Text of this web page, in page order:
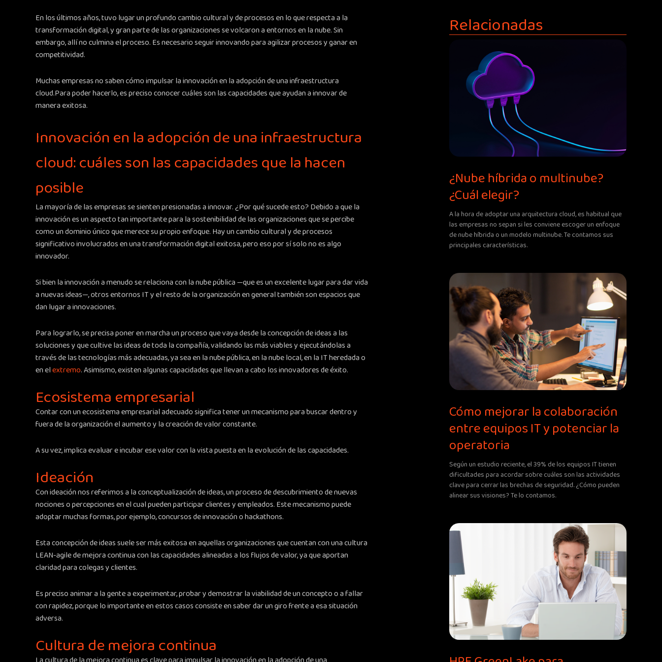
En los últimos años, tuvo lugar un profundo cambio cultural y de procesos en lo que respecta a la
transformación digital, y gran parte de las organizaciones se volcaron a entornos en la nube. Sin
embargo, allí no culmina el proceso. Es necesario seguir innovando para agilizar procesos y ganar en
competitividad.
Muchas empresas no saben cómo impulsar la innovación en la adopción de una infraestructura
cloud.Para poder hacerlo, es preciso conocer cuáles son las capacidades que ayudan a innovar de
manera exitosa.
Innovación en la adopción de una infraestructura
cloud: cuáles son las capacidades que la hacen
posible
La mayoría de las empresas se sienten presionadas a innovar. ¿Por qué sucede esto? Debido a que la
innovación es un aspecto tan importante para la sostenibilidad de las organizaciones que se percibe
como un dominio único que merece su propio enfoque. Hay un cambio cultural y de procesos
significativo involucrados en una transformación digital exitosa, pero eso por sí solo no es algo
innovador.
Si bien la innovación a menudo se relaciona con la nube pública —que es un excelente lugar para dar vida
a nuevas ideas—, otros entornos IT y el resto de la organización en general también son espacios que
dan lugar a innovaciones.
Para lograrlo, se precisa poner en marcha un proceso que vaya desde la concepción de ideas a las
soluciones y que cultive las ideas de toda la compañía, validando las más viables y ejecutándolas a
través de las tecnologías más adecuadas, ya sea en la nube pública, en la nube local, en la IT heredada o
en elextremo. Asimismo, existen algunas capacidades que llevan a cabo los innovadores de éxito.
Ecosistema empresarial
Contar con un ecosistema empresarial adecuado significa tener un mecanismo para buscar dentro y
fuera de la organización el aumento y la creación de valor constante.
A su vez, implica evaluar e incubar ese valor con la vista puesta en la evolución de las capacidades.
Ideación
Con ideación nos referimos a la conceptualización de ideas, un proceso de descubrimiento de nuevas
nociones o percepciones en el cual pueden participar clientes y empleados. Este mecanismo puede
adoptar muchas formas, por ejemplo, concursos de innovación o hackathons.
Esta concepción de ideas suele ser más exitosa en aquellas organizaciones que cuentan con una cultura
LEAN-agile de mejora continua con las capacidades alineadas a los flujos de valor, ya que aportan
claridad para colegas y clientes.
Es preciso animar a la gente a experimentar, probar y demostrar la viabilidad de un concepto o a fallar
con rapidez, porque lo importante en estos casos consiste en saber dar un giro frente a esa situación
adversa.
Cultura de mejora continua
Relacionadas
¿Nube híbrida o multinube?
¿Cuál elegir?
A la hora de adoptar una arquitectura cloud, es habitual que
las empresas no sepan si les conviene escoger un enfoque
de nube híbrida o un modelo multinube. Te contamos sus
principales características.
Cómo mejorar la colaboración
entre equipos IT y potenciar la
operatoria
Según un estudio reciente, el 39% de los equipos IT tienen
dificultades para acordar sobre cuáles son las actividades
clave para cerrar las brechas de seguridad. ¿Cómo pueden
alinear sus visiones? Te lo contamos.